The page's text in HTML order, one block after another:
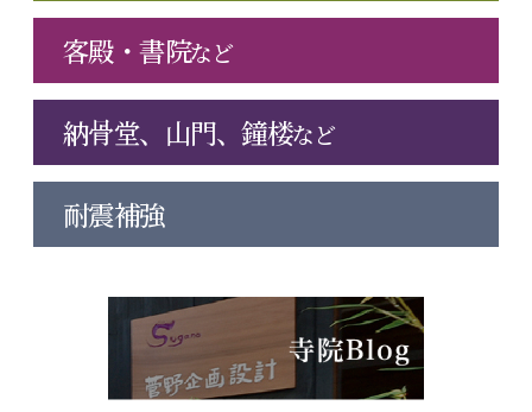
客殿・書院など
納骨堂、山門、鐘楼など
耐震補強